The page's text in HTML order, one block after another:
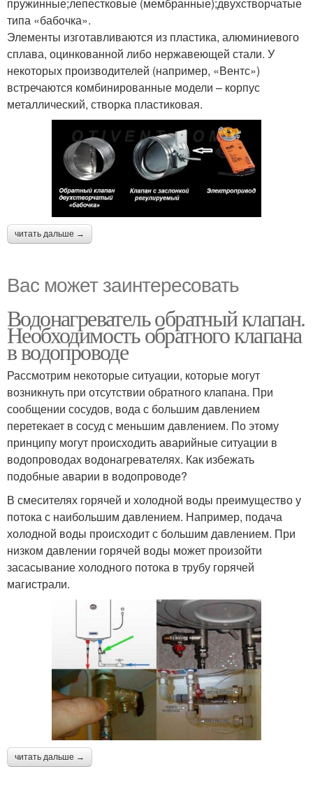
типа «бабочка».
Элементы изготавливаются из пластика, алюминиевого
сплава, оцинкованной либо нержавеющей стали. У
некоторых производителей (например, «Вентс»)
встречаются комбинированные модели – корпус
металлический, створка пластиковая.
читать дальше →
Вас может заинтересовать
Водонагреватель обратный клапан.
Необходимость обратного клапана
в водопроводе
Рассмотрим некоторые ситуации, которые могут
возникнуть при отсутствии обратного клапана. При
сообщении сосудов, вода с большим давлением
перетекает в сосуд с меньшим давлением. По этому
принципу могут происходить аварийные ситуации в
водопроводах водонагревателях. Как избежать
подобные аварии в водопроводе?
В смесителях горячей и холодной воды преимущество у
потока с наибольшим давлением. Например, подача
холодной воды происходит с большим давлением. При
низком давлении горячей воды может произойти
засасывание холодного потока в трубу горячей
магистрали.
читать дальше →